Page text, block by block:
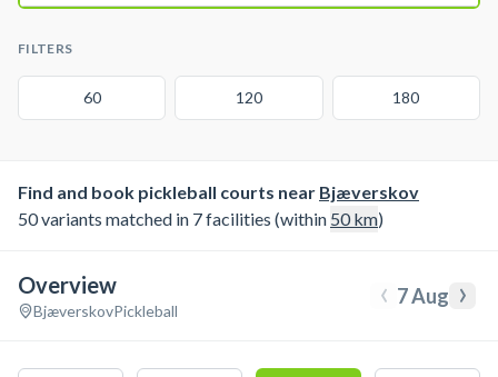
FILTERS
60 120 180
Find and book pickleball courts near Bjæverskov
50 variants matched in 7 facilities (within 50km)
Overview
BjæverskovPickleball ‹ 7 Aug ›